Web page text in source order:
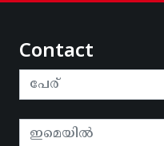
Contact